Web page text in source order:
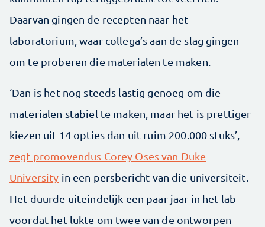
Daarvan gingen de recepten naar het
laboratorium, waar collega’s aan de slag gingen
om te proberen die materialen te maken.
‘Dan is het nog steeds lastig genoeg om die
materialen stabiel te maken, maar het is prettiger
kiezen uit 14 opties dan uit ruim 200.000 stuks’,
zegt promovendus Corey Oses van Duke
University in een persbericht van die universiteit.
Het duurde uiteindelijk een paar jaar in het lab
voordat het lukte om twee van de ontworpen